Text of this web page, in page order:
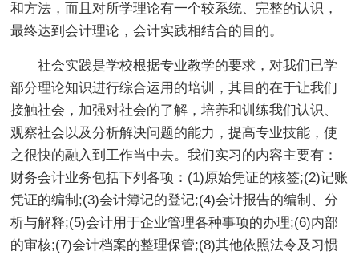
和方法，而且对所学理论有一个较系统、完整的认识，
最终达到会计理论，会计实践相结合的目的。
社会实践是学校根据专业教学的要求，对我们已学
部分理论知识进行综合运用的培训，其目的在于让我们
接触社会，加强对社会的了解，培养和训练我们认识、
观察社会以及分析解决问题的能力，提高专业技能，使
之很快的融入到工作当中去。我们实习的内容主要有：
财务会计业务包括下列各项：(1)原始凭证的核签;(2)记账
凭证的编制;(3)会计簿记的登记;(4)会计报告的编制、分
析与解释;(5)会计用于企业管理各种事项的办理;(6)内部
的审核;(7)会计档案的整理保管;(8)其他依照法令及习惯